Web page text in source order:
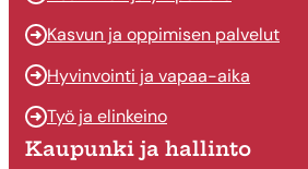
Kasvun ja oppimisen palvelut
Hyvinvointi ja vapaa-aika
Työ ja elinkeino
Kaupunki ja hallinto